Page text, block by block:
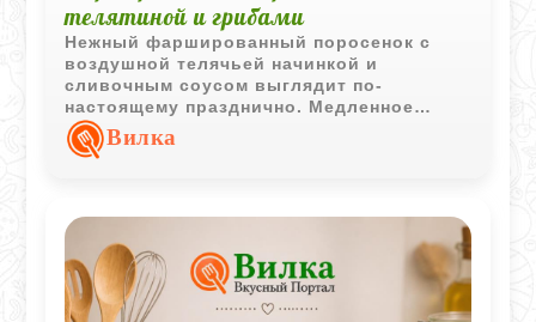
телятиной и грибами
Нежный фаршированный поросенок с
воздушной телячьей начинкой и
сливочным соусом выглядит по-
настоящему празднично. Медленное
приготовление делает мясо мягким, а
грибная начинка придает блюду
Вилка